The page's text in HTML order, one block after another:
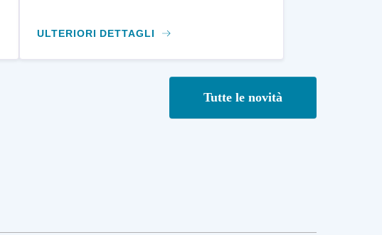
ULTERIORI DETTAGLI
Tutte le novità